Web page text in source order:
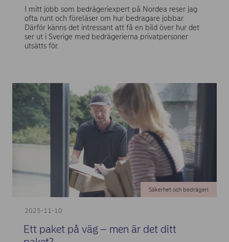
I mitt jobb som bedrägeriexpert på Nordea reser jag
ofta runt och föreläser om hur bedragare jobbar.
Därför känns det intressant att få en bild över hur det
ser ut i Sverige med bedrägerierna privatpersoner
utsätts för.
2025-11-10
Säkerhet och bedrägeri
Ett paket på väg – men är det ditt